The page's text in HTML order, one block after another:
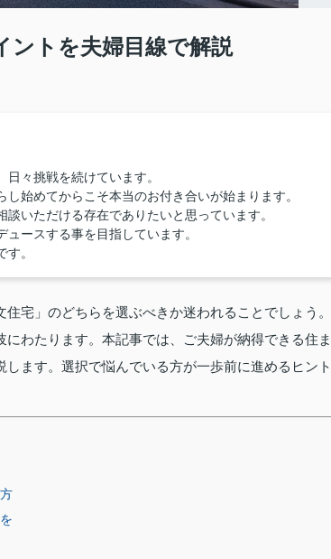
ントを夫婦目線で解説
日々挑戦を続けています。
始めてからこそ本当のお付き合いが始まります。
いただける存在でありたいと思っています。
ースする事を目指しています。
。
宅」のどちらを選ぶべきか迷われることでしょう。
わたります。本記事では、ご夫婦が納得できる住ま
ます。選択で悩んでいる方が一歩前に進めるヒント